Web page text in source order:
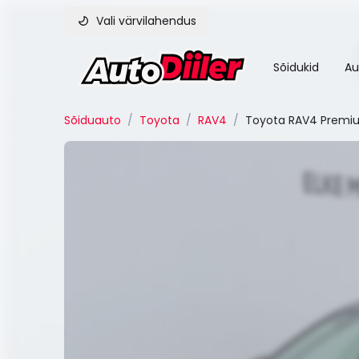
Vali värvilahendus
Sõidukid
Sõiduauto / Toyota / RAV4 / Toyota RAV4